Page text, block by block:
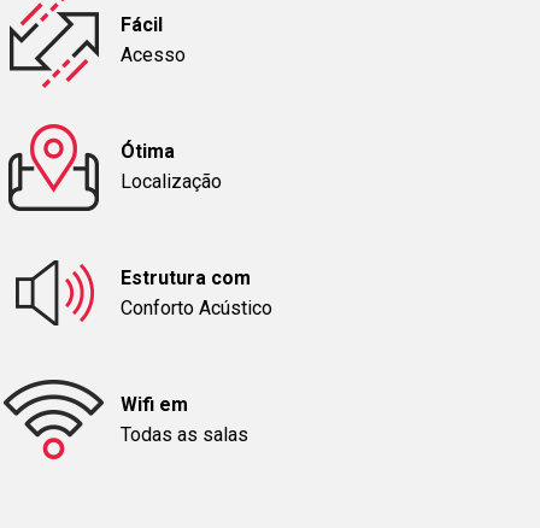
Fácil
Acesso
Ótima
Localização
Estrutura com
Conforto Acústico
Wifi em
Todas as salas